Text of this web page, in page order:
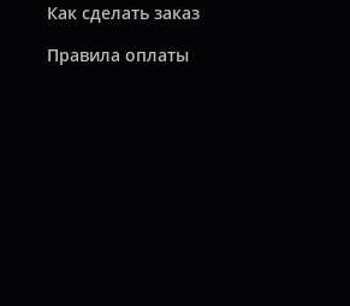
Как сделать заказ
Правила оплаты